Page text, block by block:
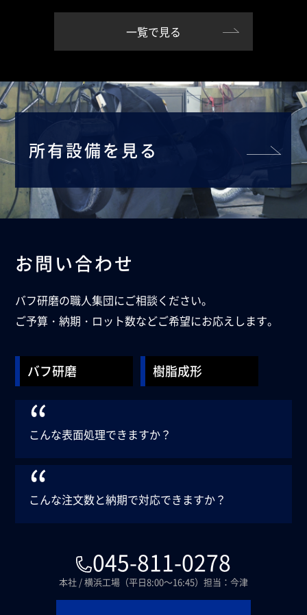
一覧で見る
所有設備を見る
お問い合わせ
バフ研磨の職人集団にご相談ください。
ご予算・納期・ロット数などご希望にお応えします。
バフ研磨 樹脂成形
“
こんな表面処理できますか？
“
こんな注文数と納期で対応できますか？
045-811-0278
本社 / 横浜工場（平日8:00～16:45）担当：今津